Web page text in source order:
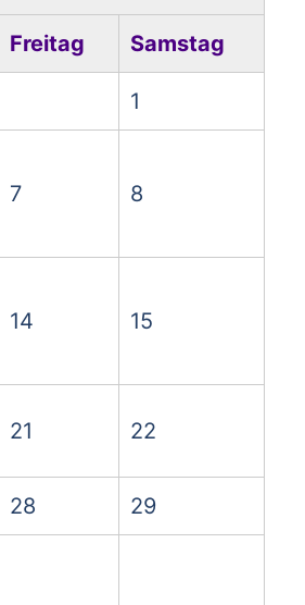
Freitag Samstag
1
7 8
14 15
21 22
28 29